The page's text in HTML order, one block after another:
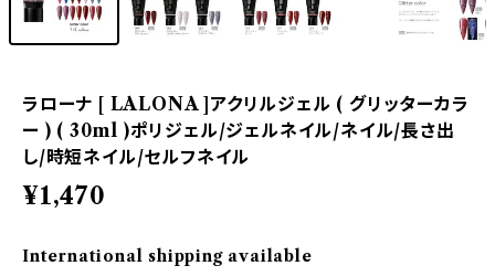
ラローナ [ LALONA ]アクリルジェル ( グリッターカラ
ー ) ( 30ml )ポリジェル/ジェルネイル/ネイル/長さ出
し/時短ネイル/セルフネイル
¥1,470
International shipping available